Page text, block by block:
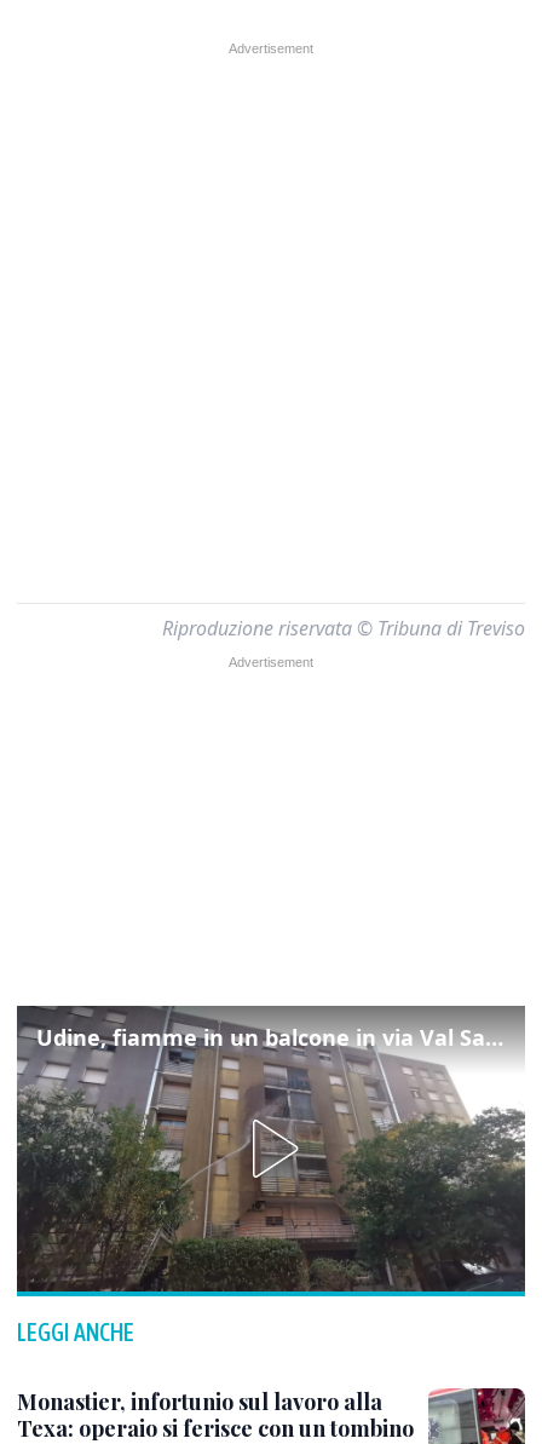
Riproduzione riservata © Tribuna di Treviso
Udine, fiamme in un balcone in via Val Saisera: intervengono i pompieri
LEGGI ANCHE
Monastier, infortunio sul lavoro alla
Texa: operaio si ferisce con un tombino